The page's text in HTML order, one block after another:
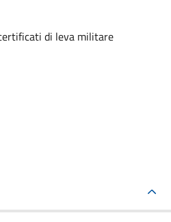
di leva militare